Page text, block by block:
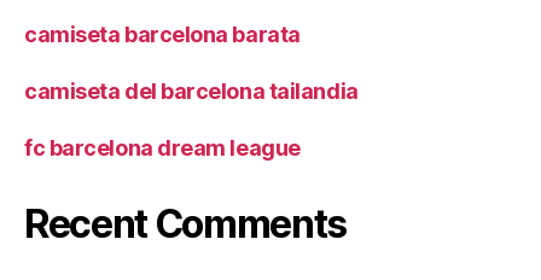
camiseta barcelona barata
camiseta del barcelona tailandia
fc barcelona dream league
Recent Comments